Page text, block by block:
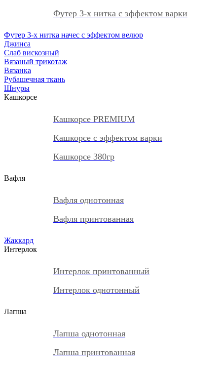
Футер 3-х нитка с эффектом варки
Футер 3-х нитка начес с эффектом велюр
Джинса
Слаб вискозный
Вязаный трикотаж
Вязанка
Рубашечная ткань
Шнуры
Кашкорсе
Кашкорсе PREMIUM
Кашкорсе с эффектом варки
Кашкорсе 380гр
Вафля
Вафля однотонная
Вафля принтованная
Жаккард
Интерлок
Интерлок принтованный
Интерлок однотонный
Лапша
Лапша однотонная
Лапша принтованная